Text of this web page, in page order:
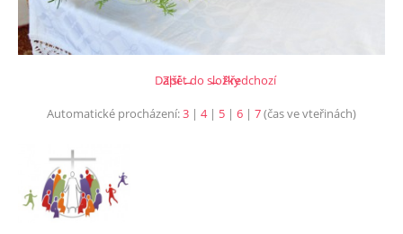
← Předchozí
Další →
Zpět do složky
Automatické procházení:3 | 4| 5 | 6 | 7(čas ve vteřinách)